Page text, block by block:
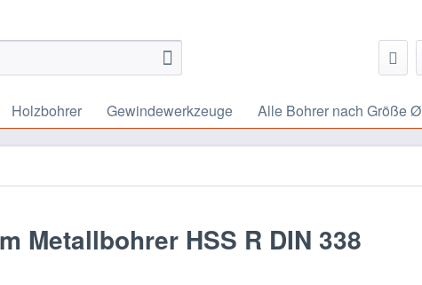
Holzbohrer Gewindewerkzeuge Alle Bohrer nach Größe Ø
Metallbohrer HSS R DIN 338